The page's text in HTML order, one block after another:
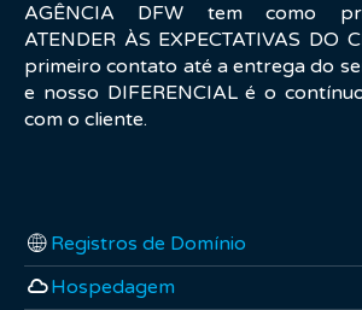
AGÊNCIA DFW tem como
ATENDER ÀS EXPECTATIVAS DO
primeiro contato até a entrega do
e nosso DIFERENCIAL é o
com o cliente.
Registros de Domínio
Hospedagem